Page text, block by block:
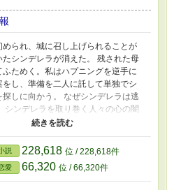
められ、城に召し上げられることが
たシンデレラが消えた。 残された母
ふためく。私はハプニングを逆手に
をし、準備を二人に託して単独でシ
探しに向かう。 なぜシンデレラは逃
シンデレラを取り巻く人々の心の闇
。 二番目の姉の視点で描く、大人の
説 228,618 位 / 228,618件
愛 66,320 位 / 66,320件